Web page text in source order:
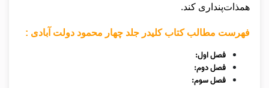
همذات‌پنداری کند.
فهرست مطالب کتاب کلیدر جلد چهار محمود دولت آبادی :
فصل اول:
فصل دوم:
فصل سوم: